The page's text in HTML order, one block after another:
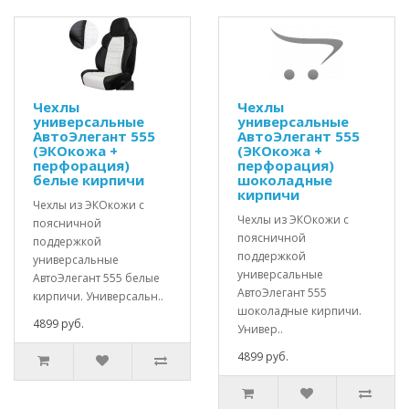
Чехлы
универсальные
АвтоЭлегант 555
(ЭКОкожа +
перфорация)
белые кирпичи
Чехлы из ЭКОкожи с
поясничной
поддержкой
универсальные
АвтоЭлегант 555 белые
кирпичи. Универсальн..
4899 руб.
Чехлы
универсальные
АвтоЭлегант 555
(ЭКОкожа +
перфорация)
шоколадные
кирпичи
Чехлы из ЭКОкожи с
поясничной
поддержкой
универсальные
АвтоЭлегант 555
шоколадные кирпичи.
Универ..
4899 руб.